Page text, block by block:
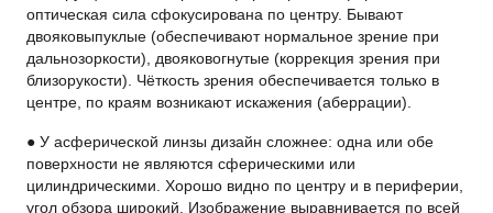
оптическая сила сфокусирована по центру. Бывают
двояковыпуклые (обеспечивают нормальное зрение при
дальнозоркости), двояковогнутые (коррекция зрения при
близорукости). Чёткость зрения обеспечивается только в
центре, по краям возникают искажения (аберрации).
● У асферической линзы дизайн сложнее: одна или обе
поверхности не являются сферическими или
цилиндрическими. Хорошо видно по центру и в периферии,
угол обзора широкий. Изображение выравнивается по всей